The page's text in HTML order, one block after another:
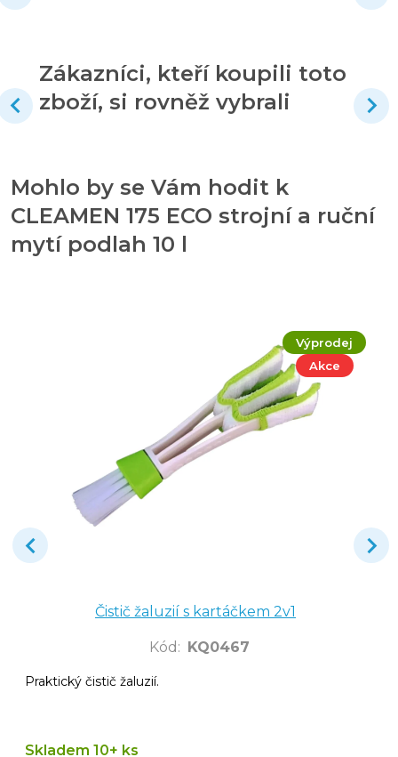
Zákazníci, kteří koupili toto
zboží, si rovněž vybrali
Mohlo by se Vám hodit k
CLEAMEN 175 ECO strojní a ruční
mytí podlah 10 l
Výprodej
Akce
Čistič žaluzií s kartáčkem 2v1
Kód : KQ0467
Praktický čistič žaluzií.
Skladem 10+ ks